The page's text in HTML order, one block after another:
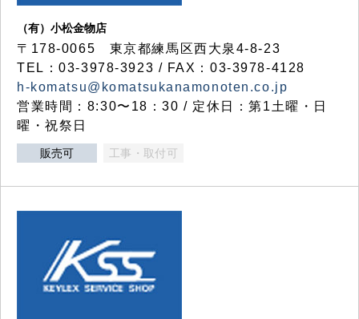
（有）小松金物店
〒178-0065 東京都練馬区西大泉4-8-23
TEL：03-3978-3923 / FAX：03-3978-4128
h-komatsu@komatsukanamonoten.co.jp
営業時間：8:30〜18：30 / 定休日：第1土曜・日
曜・祝祭日
販売可 工事・取付可